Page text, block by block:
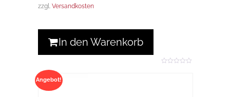
zzgl. Versandkosten
In den Warenkorb
Angebot!